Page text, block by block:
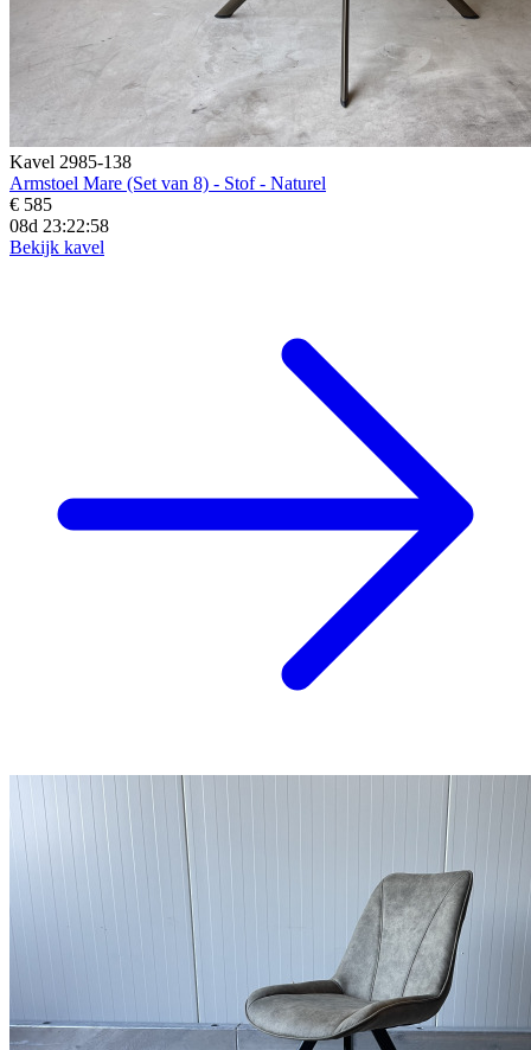
Kavel 2985-138
Armstoel Mare (Set van 8) - Stof - Naturel
€ 585
08d 23:22:57
Bekijk kavel